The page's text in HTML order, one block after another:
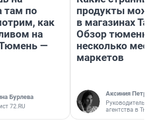
там по
как
на
—
Бурлева
72.RU
продукты
в магазинах
Обзор
несколько
маркетов
Аксиния
Руководитель
агентства в